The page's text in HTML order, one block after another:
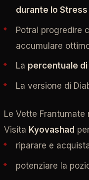
durante lo
Potrai progredire
accumulare
La percentuale
La versione di
Le Vette
Visita Kyovashad
riparare e
potenziare la